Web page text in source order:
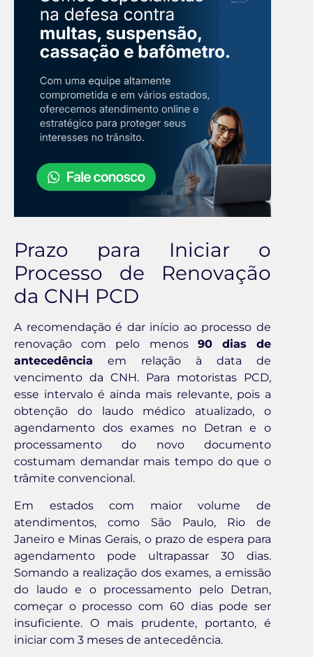
Prazo para Iniciar o
Processo de Renovação
da CNH PCD
A recomendação é dar início ao processo de
renovação com pelo menos 90 dias de
antecedência em relação à data de
vencimento da CNH. Para motoristas PCD,
esse intervalo é ainda mais relevante, pois a
obtenção do laudo médico atualizado, o
agendamento dos exames no Detran e o
processamento do novo documento
costumam demandar mais tempo do que o
trâmite convencional.
Em estados com maior volume de
atendimentos, como São Paulo, Rio de
Janeiro e Minas Gerais, o prazo de espera para
agendamento pode ultrapassar 30 dias.
Somando a realização dos exames, a emissão
do laudo e o processamento pelo Detran,
começar o processo com 60 dias pode ser
insuficiente. O mais prudente, portanto, é
iniciar com 3 meses de antecedência.